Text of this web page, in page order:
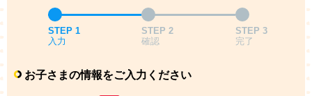
STEP 1
入力
STEP 2
確認
STEP 3
完了
お子さまの情報をご入力ください